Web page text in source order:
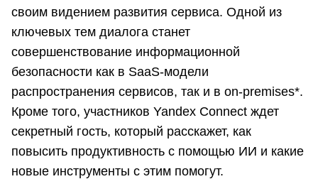
своим видением развития сервиса. Одной из
ключевых тем диалога станет
совершенствование информационной
безопасности как в SaaS-модели
распространения сервисов, так и в on-premises*.
Кроме того, участников Yandex Connect ждет
секретный гость, который расскажет, как
повысить продуктивность с помощью ИИ и какие
новые инструменты с этим помогут.